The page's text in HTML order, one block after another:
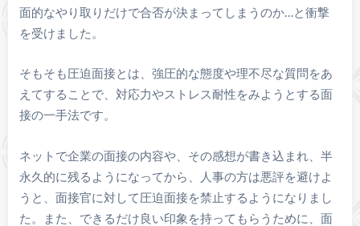
面的なやり取りだけで合否が決まってしまうのか…と衝撃
を受けました。
そもそも圧迫面接とは、強圧的な態度や理不尽な質問をあ
えてすることで、対応力やストレス耐性をみようとする面
接の一手法です。
ネットで企業の面接の内容や、その感想が書き込まれ、半
永久的に残るようになってから、人事の方は悪評を避けよ
うと、面接官に対して圧迫面接を禁止するようになりまし
た。また、できるだけ良い印象を持ってもらうために、面